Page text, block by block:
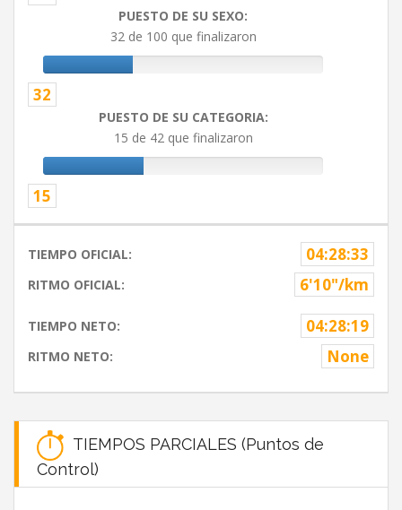
PUESTO DE SU SEXO:
32 de 100 que finalizaron
32
PUESTO DE SU CATEGORIA:
15 de 42 que finalizaron
15
TIEMPO OFICIAL: 04:28:33
RITMO OFICIAL: 6'10"/km
TIEMPO NETO: 04:28:19
RITMO NETO: None
TIEMPOS PARCIALES (Puntos de
Control)